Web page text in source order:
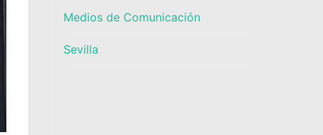
Medios de Comunicación
Sevilla